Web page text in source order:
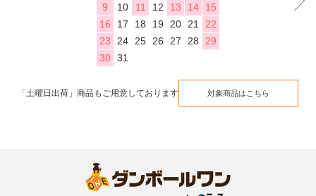
9
10 11 12 13 14
15
16
17 18 19 20 21
22
23
24 25 26 27 28
29
30 31
「土曜日出荷」商品もご用意しております 対象商品はこちら